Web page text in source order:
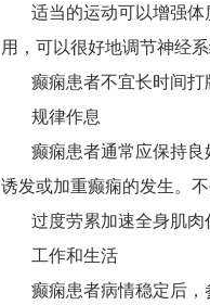
适当的运动可以增强
用，可以很好地调节神经
癫痫患者不宜长时间打
规律作息
癫痫患者通常应保持
诱发或加重癫痫的发生。
过度劳累加速全身肌肉
工作和生活
癫痫患者病情稳定后